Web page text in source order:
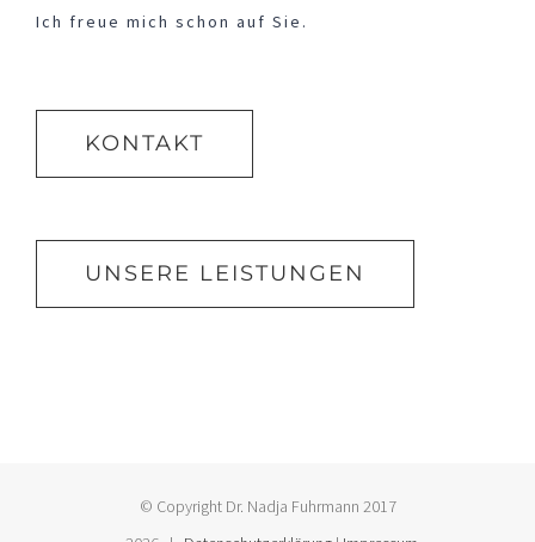
Ich freue mich schon auf Sie.
KONTAKT
UNSERE LEISTUNGEN
© Copyright Dr. Nadja Fuhrmann 2017